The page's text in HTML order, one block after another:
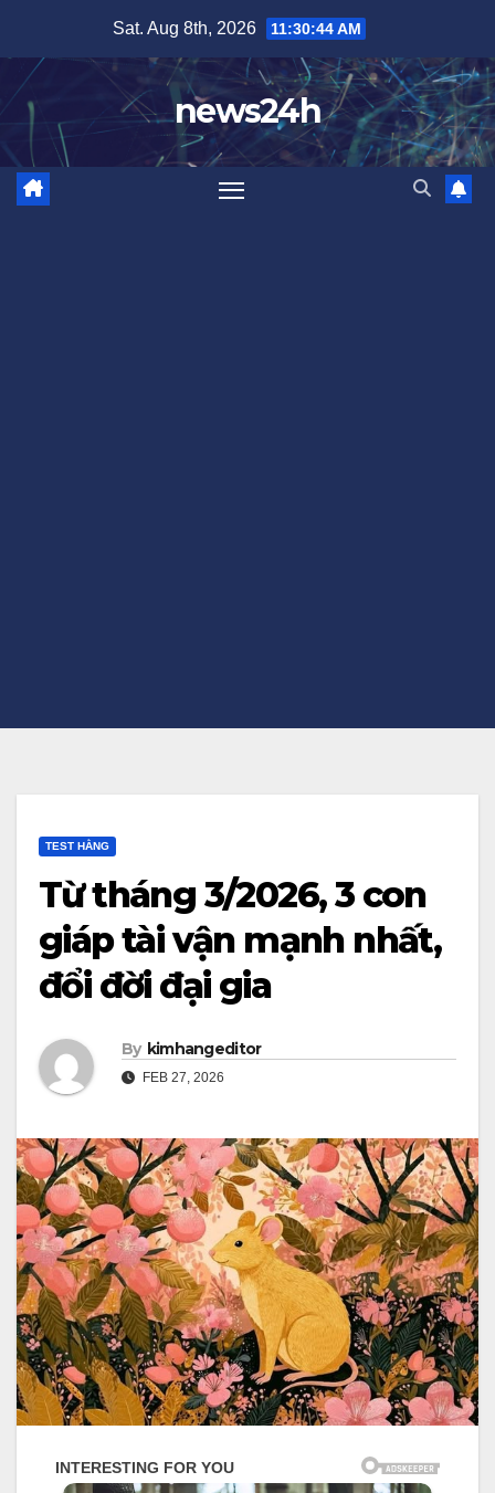
content
Sat. Aug 8th, 2026 11:30:47 AM
news24h
TEST HẰNG
Từ tháng 3/2026, 3 con
giáp tài vận mạnh nhất,
đổi đời đại gia
By kimhangeditor
FEB 27, 2026